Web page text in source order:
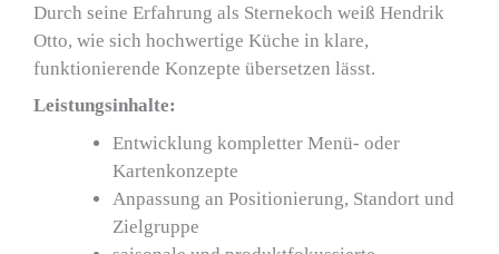
Durch seine Erfahrung als Sternekoch weiß Hendrik
Otto, wie sich hochwertige Küche in klare,
funktionierende Konzepte übersetzen lässt.
Leistungsinhalte:
Entwicklung kompletter Menü- oder
Kartenkonzepte
Anpassung an Positionierung, Standort und
Zielgruppe